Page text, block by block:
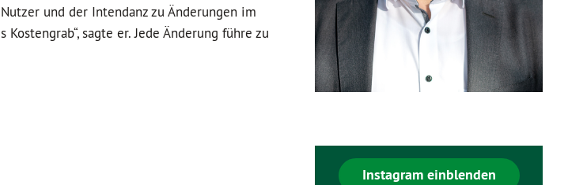
und der Intendanz zu Änderungen im
sagte er. Jede Änderung führe zu
Instagram einblenden